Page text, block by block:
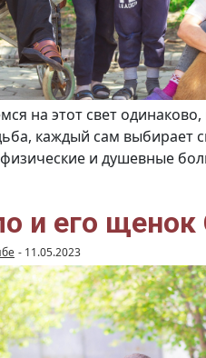
на этот свет
каждый сам выбирает
и душевные
и его
- 11.05.2023